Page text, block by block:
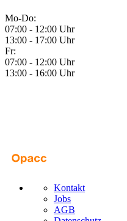
Mo-Do:
07:00 - 12:00 Uhr
13:00 - 17:00 Uhr
Fr:
07:00 - 12:00 Uhr
13:00 - 16:00 Uhr
Kontakt
Jobs
AGB